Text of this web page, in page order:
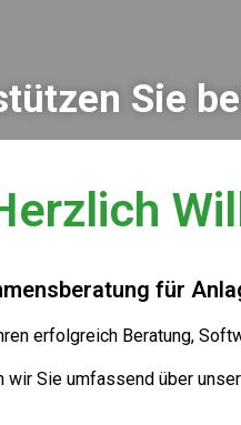
Sie
für
erfolgreich Beratung,
wir Sie umfassend über